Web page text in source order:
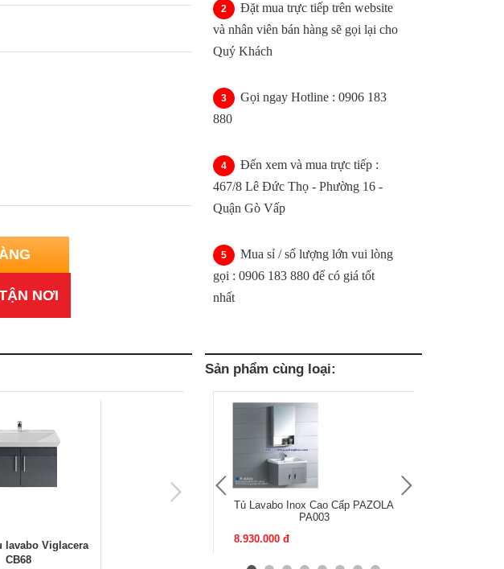
NƠI
Đặt mua trực tiếp trên website
và nhân viên bán hàng sẽ gọi lại cho
Quý Khách
Gọi ngay Hotline : 0906 183
880
Đến xem và mua trực tiếp :
467/8 Lê Đức Thọ - Phường 16 -
Quận Gò Vấp
Mua sỉ / số lượng lớn vui lòng
gọi : 0906 183 880 để có giá tốt
nhất
lavabo Viglacera
CB68
Sản phẩm cùng loại:
Tủ Lavabo Inox Cao Cấp PAZOLA
PA003
8.930.000 đ